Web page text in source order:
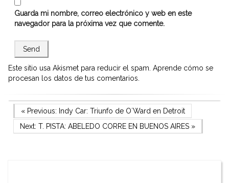
Guarda mi nombre, correo electrónico y web en este
navegador para la próxima vez que comente.
Este sitio usa Akismet para reducir el spam. Aprende cómo se
procesan los datos de tus comentarios.
Navegación
de
Previous Post
« Previous: Indy Car: Triunfo de O´Ward en Detroit
Next Post
Next: T. PISTA: ABELEDO CORRE EN BUENOS AIRES»